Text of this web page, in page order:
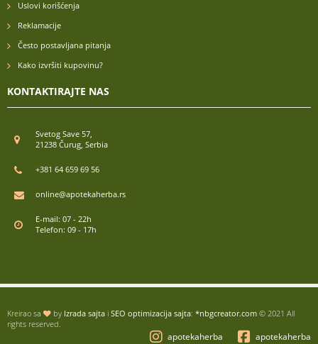
Uslovi korišćenja
Reklamacije
Često postavljana pitanja
Kako izvršiti kupovinu?
KONTAKTIRAJTE NAS
Svetog Save 57,
21238 Čurug, Serbia
+381 64 659 69 56
online@apotekaherba.rs
E-mail: 07 - 22h
Telefon: 09 - 17h
Kreirao sa by Izrada sajta i SEO optimizacija sajta: *nbgcreator.com © 2021 All
rights reserved.
apotekaherba apotekaherba